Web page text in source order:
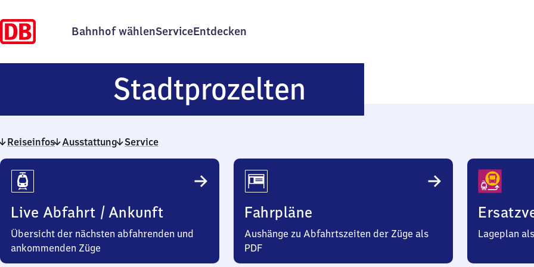
Bahnhof wählenServiceEntdecken
Stadtprozelten
Reiseinfos Ausstattung Service
Reiseinfos
Live Abfahrt / Ankunft
Übersicht der nächsten abfahrenden und
ankommenden Züge
Fahrpläne
Aushänge zu Abfahrtszeiten der Züge als
PDF
Lageplan